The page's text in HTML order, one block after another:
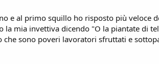
e al primo squillo ho risposto più veloce
mia invettiva dicendo "O la piantate di
sono poveri lavoratori sfruttati e